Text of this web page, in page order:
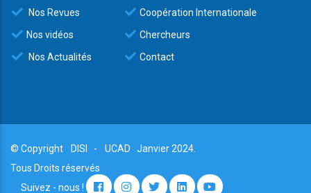
Nos Revues
Nos vidéos
Nos Actualités
Coopération Internationale
Chercheurs
Contact
© Copyright DISI - UCAD
Janvier 2024.
Tous Droits réservés
Suivez - nous !